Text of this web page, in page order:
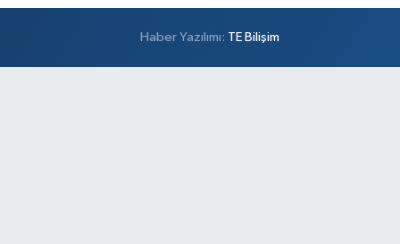
Haber Yazılımı: TE Bilişim